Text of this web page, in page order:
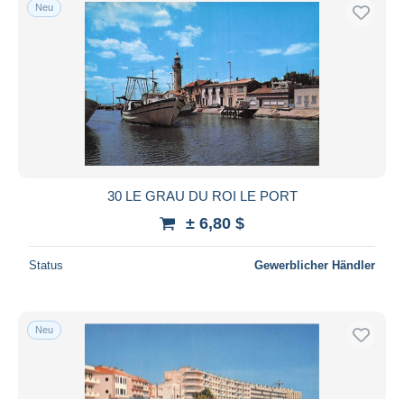
Neu
30 LE GRAU DU ROI LE PORT
± 6,80 $
Status Gewerblicher Händler
Neu